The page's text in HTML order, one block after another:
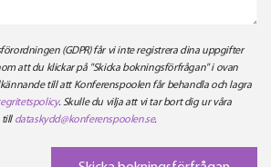
(GDPR) får vi inte registrera dina uppgifter
att du klickar på "Skicka bokningsförfrågan" i ovan
till att Konferenspoolen får behandla och lagra
. Skulle du vilja att vi tar bort dig ur våra
till dataskydd@konferenspoolen.se.